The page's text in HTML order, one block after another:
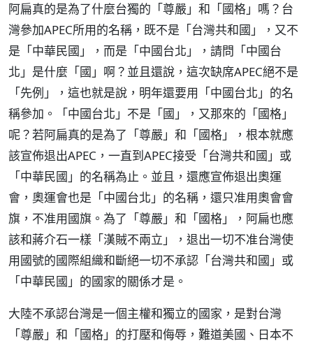
阿扁真的是為了什麼台獨的「尊嚴」和「國格」嗎？台
灣參加APEC所用的名稱，既不是「台灣共和國」，又不
是「中華民國」，而是「中國台北」，請問「中國台
北」是什麼「國」啊？並且還說，這次缺席APEC絕不是
「先例」，這也就是說，明年還要用「中國台北」的名
稱參加。「中國台北」不是「國」，又那來的「國格」
呢？若阿扁真的是為了「尊嚴」和「國格」，根本就應
該宣佈退出APEC，一直到APEC接受「台灣共和國」或
「中華民國」的名稱為止。並且，還應宣佈退出奧運
會，奧運會也是「中國台北」的名稱，還只准用奧會會
旗，不准用國旗。為了「尊嚴」和「國格」，阿扁也應
該和蔣介石一樣「漢賊不兩立」，退出一切不准台灣使
用國號的國際組織和斷絕一切不承認「台灣共和國」或
「中華民國」的國家的關係才是。
大陸不承認台灣是一個主權和獨立的國家，是對台灣
「尊嚴」和「國格」的打壓和侮辱，難道美國、日本不